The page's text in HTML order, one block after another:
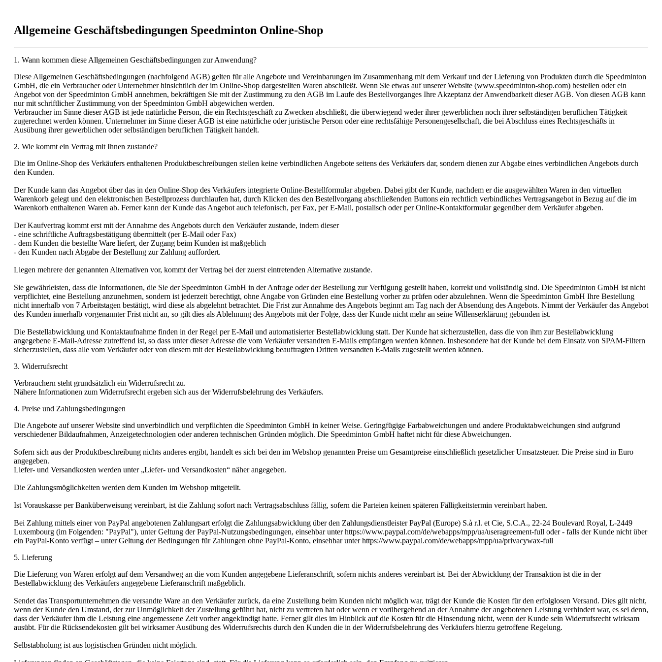
Allgemeine Geschäftsbedingungen Speedminton Online-Shop
1. Wann kommen diese Allgemeinen Geschäftsbedingungen zur Anwendung?
Diese Allgemeinen Geschäftsbedingungen (nachfolgend AGB) gelten für alle Angebote und Vereinbarungen im Zusammenhang mit dem Verkauf und der Lieferung von Produkten durch die Speedminton
GmbH, die ein Verbraucher oder Unternehmer hinsichtlich der im Online-Shop dargestellten Waren abschließt. Wenn Sie etwas auf unserer Website (www.speedminton-shop.com) bestellen oder ein
Angebot von der Speedminton GmbH annehmen, bekräftigen Sie mit der Zustimmung zu den AGB im Laufe des Bestellvorganges Ihre Akzeptanz der Anwendbarkeit dieser AGB. Von diesen AGB kann
nur mit schriftlicher Zustimmung von der Speedminton GmbH abgewichen werden.
Verbraucher im Sinne dieser AGB ist jede natürliche Person, die ein Rechtsgeschäft zu Zwecken abschließt, die überwiegend weder ihrer gewerblichen noch ihrer selbständigen beruflichen Tätigkeit
zugerechnet werden können. Unternehmer im Sinne dieser AGB ist eine natürliche oder juristische Person oder eine rechtsfähige Personengesellschaft, die bei Abschluss eines Rechtsgeschäfts in
Ausübung ihrer gewerblichen oder selbständigen beruflichen Tätigkeit handelt.
2. Wie kommt ein Vertrag mit Ihnen zustande?
Die im Online-Shop des Verkäufers enthaltenen Produktbeschreibungen stellen keine verbindlichen Angebote seitens des Verkäufers dar, sondern dienen zur Abgabe eines verbindlichen Angebots durch
den Kunden.
Der Kunde kann das Angebot über das in den Online-Shop des Verkäufers integrierte Online-Bestellformular abgeben. Dabei gibt der Kunde, nachdem er die ausgewählten Waren in den virtuellen
Warenkorb gelegt und den elektronischen Bestellprozess durchlaufen hat, durch Klicken des den Bestellvorgang abschließenden Buttons ein rechtlich verbindliches Vertragsangebot in Bezug auf die im
Warenkorb enthaltenen Waren ab. Ferner kann der Kunde das Angebot auch telefonisch, per Fax, per E-Mail, postalisch oder per Online-Kontaktformular gegenüber dem Verkäufer abgeben.
Der Kaufvertrag kommt erst mit der Annahme des Angebots durch den Verkäufer zustande, indem dieser
- eine schriftliche Auftragsbestätigung übermittelt (per E-Mail oder Fax)
- dem Kunden die bestellte Ware liefert, der Zugang beim Kunden ist maßgeblich
- den Kunden nach Abgabe der Bestellung zur Zahlung auffordert.
Liegen mehrere der genannten Alternativen vor, kommt der Vertrag bei der zuerst eintretenden Alternative zustande.
Sie gewährleisten, dass die Informationen, die Sie der Speedminton GmbH in der Anfrage oder der Bestellung zur Verfügung gestellt haben, korrekt und vollständig sind. Die Speedminton GmbH ist nicht
verpflichtet, eine Bestellung anzunehmen, sondern ist jederzeit berechtigt, ohne Angabe von Gründen eine Bestellung vorher zu prüfen oder abzulehnen. Wenn die Speedminton GmbH Ihre Bestellung
nicht innerhalb von 7 Arbeitstagen bestätigt, wird diese als abgelehnt betrachtet. Die Frist zur Annahme des Angebots beginnt am Tag nach der Absendung des Angebots. Nimmt der Verkäufer das Angebot
des Kunden innerhalb vorgenannter Frist nicht an, so gilt dies als Ablehnung des Angebots mit der Folge, dass der Kunde nicht mehr an seine Willenserklärung gebunden ist.
Die Bestellabwicklung und Kontaktaufnahme finden in der Regel per E-Mail und automatisierter Bestellabwicklung statt. Der Kunde hat sicherzustellen, dass die von ihm zur Bestellabwicklung
angegebene E-Mail-Adresse zutreffend ist, so dass unter dieser Adresse die vom Verkäufer versandten E-Mails empfangen werden können. Insbesondere hat der Kunde bei dem Einsatz von SPAM-Filtern
sicherzustellen, dass alle vom Verkäufer oder von diesem mit der Bestellabwicklung beauftragten Dritten versandten E-Mails zugestellt werden können.
3. Widerrufsrecht
Verbrauchern steht grundsätzlich ein Widerrufsrecht zu.
Nähere Informationen zum Widerrufsrecht ergeben sich aus der Widerrufsbelehrung des Verkäufers.
4. Preise und Zahlungsbedingungen
Die Angebote auf unserer Website sind unverbindlich und verpflichten die Speedminton GmbH in keiner Weise. Geringfügige Farbabweichungen und andere Produktabweichungen sind aufgrund
verschiedener Bildaufnahmen, Anzeigetechnologien oder anderen technischen Gründen möglich. Die Speedminton GmbH haftet nicht für diese Abweichungen.
Sofern sich aus der Produktbeschreibung nichts anderes ergibt, handelt es sich bei den im Webshop genannten Preise um Gesamtpreise einschließlich gesetzlicher Umsatzsteuer. Die Preise sind in Euro
angegeben.
Liefer- und Versandkosten werden unter „Liefer- und Versandkosten“ näher angegeben.
Die Zahlungsmöglichkeiten werden dem Kunden im Webshop mitgeteilt.
Ist Vorauskasse per Banküberweisung vereinbart, ist die Zahlung sofort nach Vertragsabschluss fällig, sofern die Parteien keinen späteren Fälligkeitstermin vereinbart haben.
Bei Zahlung mittels einer von PayPal angebotenen Zahlungsart erfolgt die Zahlungsabwicklung über den Zahlungsdienstleister PayPal (Europe) S.à r.l. et Cie, S.C.A., 22-24 Boulevard Royal, L-2449
Luxembourg (im Folgenden: "PayPal"), unter Geltung der PayPal-Nutzungsbedingungen, einsehbar unter https://www.paypal.com/de/webapps/mpp/ua/useragreement-full oder - falls der Kunde nicht über
ein PayPal-Konto verfügt – unter Geltung der Bedingungen für Zahlungen ohne PayPal-Konto, einsehbar unter https://www.paypal.com/de/webapps/mpp/ua/privacywax-full
5. Lieferung
Die Lieferung von Waren erfolgt auf dem Versandweg an die vom Kunden angegebene Lieferanschrift, sofern nichts anderes vereinbart ist. Bei der Abwicklung der Transaktion ist die in der
Bestellabwicklung des Verkäufers angegebene Lieferanschrift maßgeblich.
Sendet das Transportunternehmen die versandte Ware an den Verkäufer zurück, da eine Zustellung beim Kunden nicht möglich war, trägt der Kunde die Kosten für den erfolglosen Versand. Dies gilt nicht,
wenn der Kunde den Umstand, der zur Unmöglichkeit der Zustellung geführt hat, nicht zu vertreten hat oder wenn er vorübergehend an der Annahme der angebotenen Leistung verhindert war, es sei denn,
dass der Verkäufer ihm die Leistung eine angemessene Zeit vorher angekündigt hatte. Ferner gilt dies im Hinblick auf die Kosten für die Hinsendung nicht, wenn der Kunde sein Widerrufsrecht wirksam
ausübt. Für die Rücksendekosten gilt bei wirksamer Ausübung des Widerrufsrechts durch den Kunden die in der Widerrufsbelehrung des Verkäufers hierzu getroffene Regelung.
Selbstabholung ist aus logistischen Gründen nicht möglich.